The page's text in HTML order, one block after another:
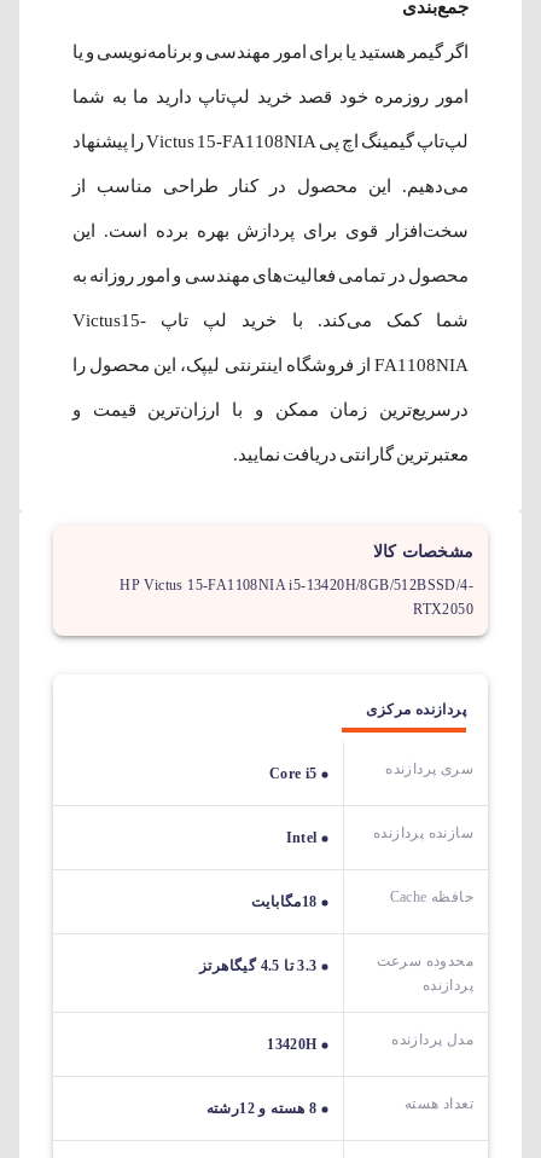
جمع‌بندی
اگر گیمر هستید یا برای امور مهندسی و برنامه‌نویسی و یا
امور روزمره خود قصد خرید لپ‌تاپ دارید ما به شما
لپ‌تاپ گیمینگ اچ پی Victus 15-FA1108NIA را پیشنهاد
می‌دهیم. این محصول در کنار طراحی مناسب از
سخت‌افزار قوی برای پردازش بهره برده است. این
محصول در تمامی فعالیت‌های مهندسی و امور روزانه به
شما کمک می‌‌کند. با خرید لپ تاپ Victus15-
FA1108NIA از فروشگاه اینترنتی لیپک، این محصول را
درسریع‌ترین زمان ممکن و با ارزان‌ترین قیمت و
معتبرترین گارانتی دریافت نمایید.
مشخصات کالا
HP Victus 15-FA1108NIA i5-13420H/8GB/512BSSD/4-
RTX2050
پردازنده مرکزی
سری پردازنده Core i5
سازنده پردازنده Intel
حافظه Cache 18مگابایت
محدوده سرعت
پردازنده
3.3 تا 4.5 گیگاهرتز
مدل پردازنده 13420H
تعداد هسته 8 هسته و 12رشته